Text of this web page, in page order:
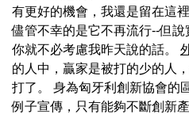
有更好的機會，我還是留在這
儘管不幸的是它不再流行--但
你就不必考慮我昨天說的話。
的人中，贏家是被打的少的人
打了。 身為匈牙利創新協會的
例子宣傳，只有能夠不斷創新